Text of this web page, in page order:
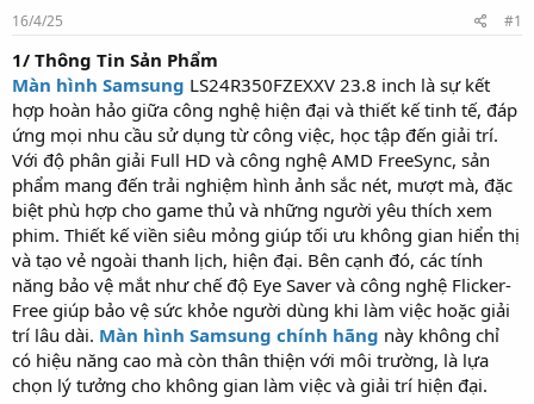
s
t
a
r
t
e
r
16/4/25 #1
1/ Thông Tin Sản Phẩm
Màn hình Samsung LS24R350FZEXXV 23.8 inch là sự kết
hợp hoàn hảo giữa công nghệ hiện đại và thiết kế tinh tế, đáp
ứng mọi nhu cầu sử dụng từ công việc, học tập đến giải trí.
Với độ phân giải Full HD và công nghệ AMD FreeSync, sản
phẩm mang đến trải nghiệm hình ảnh sắc nét, mượt mà, đặc
biệt phù hợp cho game thủ và những người yêu thích xem
phim. Thiết kế viền siêu mỏng giúp tối ưu không gian hiển thị
và tạo vẻ ngoài thanh lịch, hiện đại. Bên cạnh đó, các tính
năng bảo vệ mắt như chế độ Eye Saver và công nghệ Flicker-
Free giúp bảo vệ sức khỏe người dùng khi làm việc hoặc giải
trí lâu dài. Màn hình Samsung chính hãng này không chỉ
có hiệu năng cao mà còn thân thiện với môi trường, là lựa
chọn lý tưởng cho không gian làm việc và giải trí hiện đại.